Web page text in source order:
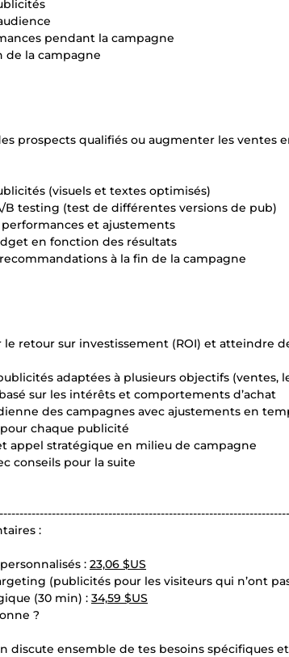
pendant la campagne
de la campagne
prospects qualifiés ou augmenter les ventes
(visuels et textes optimisés)
B testing (test de différentes versions de pub)
et ajustements
en fonction des résultats
à la fin de la campagne
le retour sur investissement (ROI) et atteindre
adaptées à plusieurs objectifs (ventes,
sur les intérêts et comportements d’achat
des campagnes avec ajustements en
chaque publicité
appel stratégique en milieu de campagne
conseils pour la suite
:
: 23,06 $US
(publicités pour les visiteurs qui n’ont
(30 min) : 34,59 $US
?
discute ensemble de tes besoins spécifiques